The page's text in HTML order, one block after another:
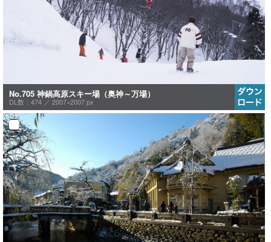
No.705 神鍋高原スキー場（奥神～万場）
DL数：474 ／ 2007×2007 px